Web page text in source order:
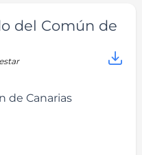
del Común de
de Canarias